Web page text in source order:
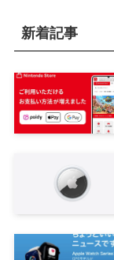
新着記事